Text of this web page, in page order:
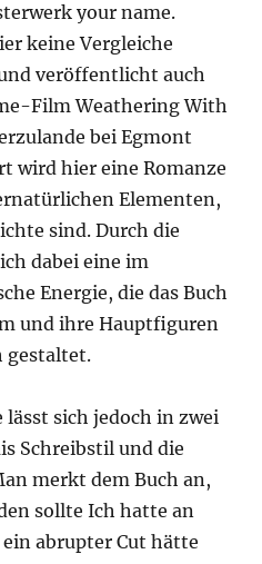
your name.
keine Vergleiche
veröffentlicht auch
Film Weathering With
bei Egmont
wird hier eine Romanze
Elementen,
sind. Durch die
dabei eine im
Energie, die das Buch
und ihre Hauptfiguren
gestaltet.
lässt sich jedoch in zwei
Schreibstil und die
merkt dem Buch an,
sollte Ich hatte an
abrupter Cut hätte